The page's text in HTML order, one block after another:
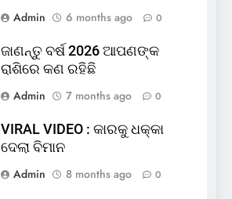
Admin
6 months ago 0
ଜାଣନ୍ତୁ ବର୍ଷ 2026 ଆପଣଙ୍କ
ରାଶିରେ କଣ ରହିଛି
Admin
7 months ago 0
VIRAL VIDEO : କାରକୁ ଧକ୍କା
ଦେଲା ବିମାନ
Admin
8 months ago 0